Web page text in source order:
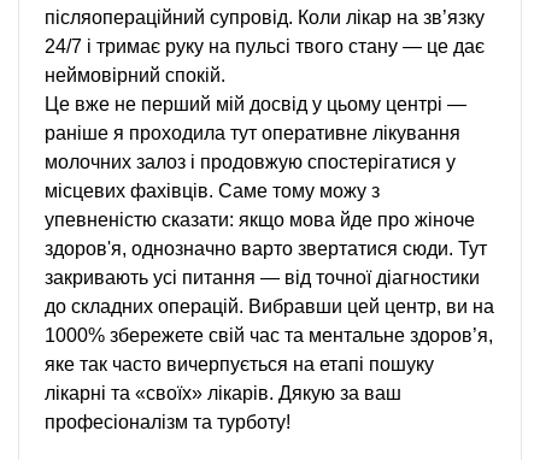
післяопераційний супровід. Коли лікар на зв’язку
24/7 і тримає руку на пульсі твого стану — це дає
неймовірний спокій.
Це вже не перший мій досвід у цьому центрі —
раніше я проходила тут оперативне лікування
молочних залоз і продовжую спостерігатися у
місцевих фахівців. Саме тому можу з
упевненістю сказати: якщо мова йде про жіноче
здоров'я, однозначно варто звертатися сюди. Тут
закривають усі питання — від точної діагностики
до складних операцій. Вибравши цей центр, ви на
1000% збережете свій час та ментальне здоров’я,
яке так часто вичерпується на етапі пошуку
лікарні та «своїх» лікарів. Дякую за ваш
професіоналізм та турботу!